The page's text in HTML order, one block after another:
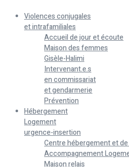
Violences conjugales
et intrafamiliales
Accueil de jour et écoute
Maison des femmes
Gisèle-Halimi
Intervenant.e.s
en commissariat
et gendarmerie
Prévention
Hébergement
Logement
urgence-insertion
Centre hébergement et
Accompagnement
Maison relais